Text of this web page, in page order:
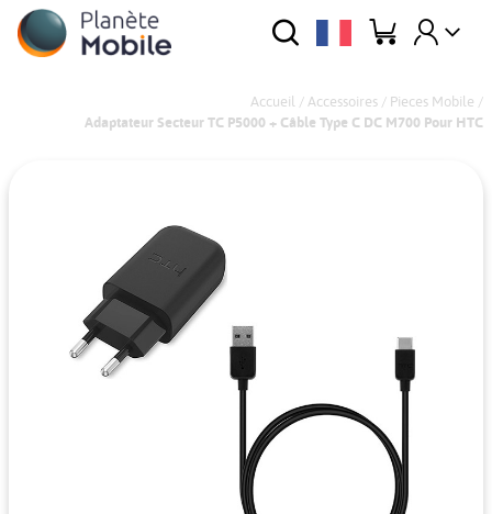
Accueil / Accessoires / Pieces Mobile /
Adaptateur Secteur TC P5000 + Câble Type C DC M700 Pour HTC